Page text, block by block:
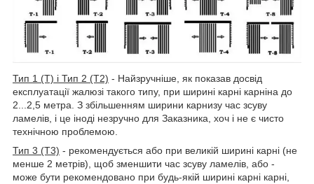
Тип 1 (Т) і Тип 2 (Т2) - Найзручніше, як показав досвід
експлуатації жалюзі такого типу, при ширині карні карніна до
2...2,5 метра. З збільшенням ширини карнизу час зсуву
ламелів, і це іноді незручно для Заказника, хоч і не є чисто
технічною проблемою.
Тип 3 (Т3) - рекомендується або при великій ширині карні (не
менше 2 метрів), щоб зменшити час зсуву ламелів, або -
може бути рекомендовано при будь-якій ширині карні карні,